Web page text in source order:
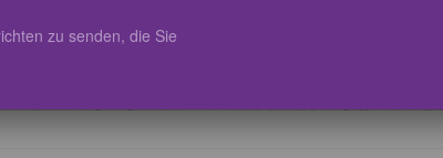
zu senden, die Sie